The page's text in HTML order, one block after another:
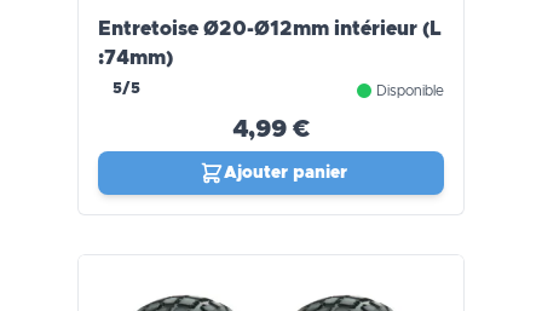
Entretoise Ø20-Ø12mm intérieur (L
:74mm)
5/5 Disponible
4,99 €
Ajouter panier